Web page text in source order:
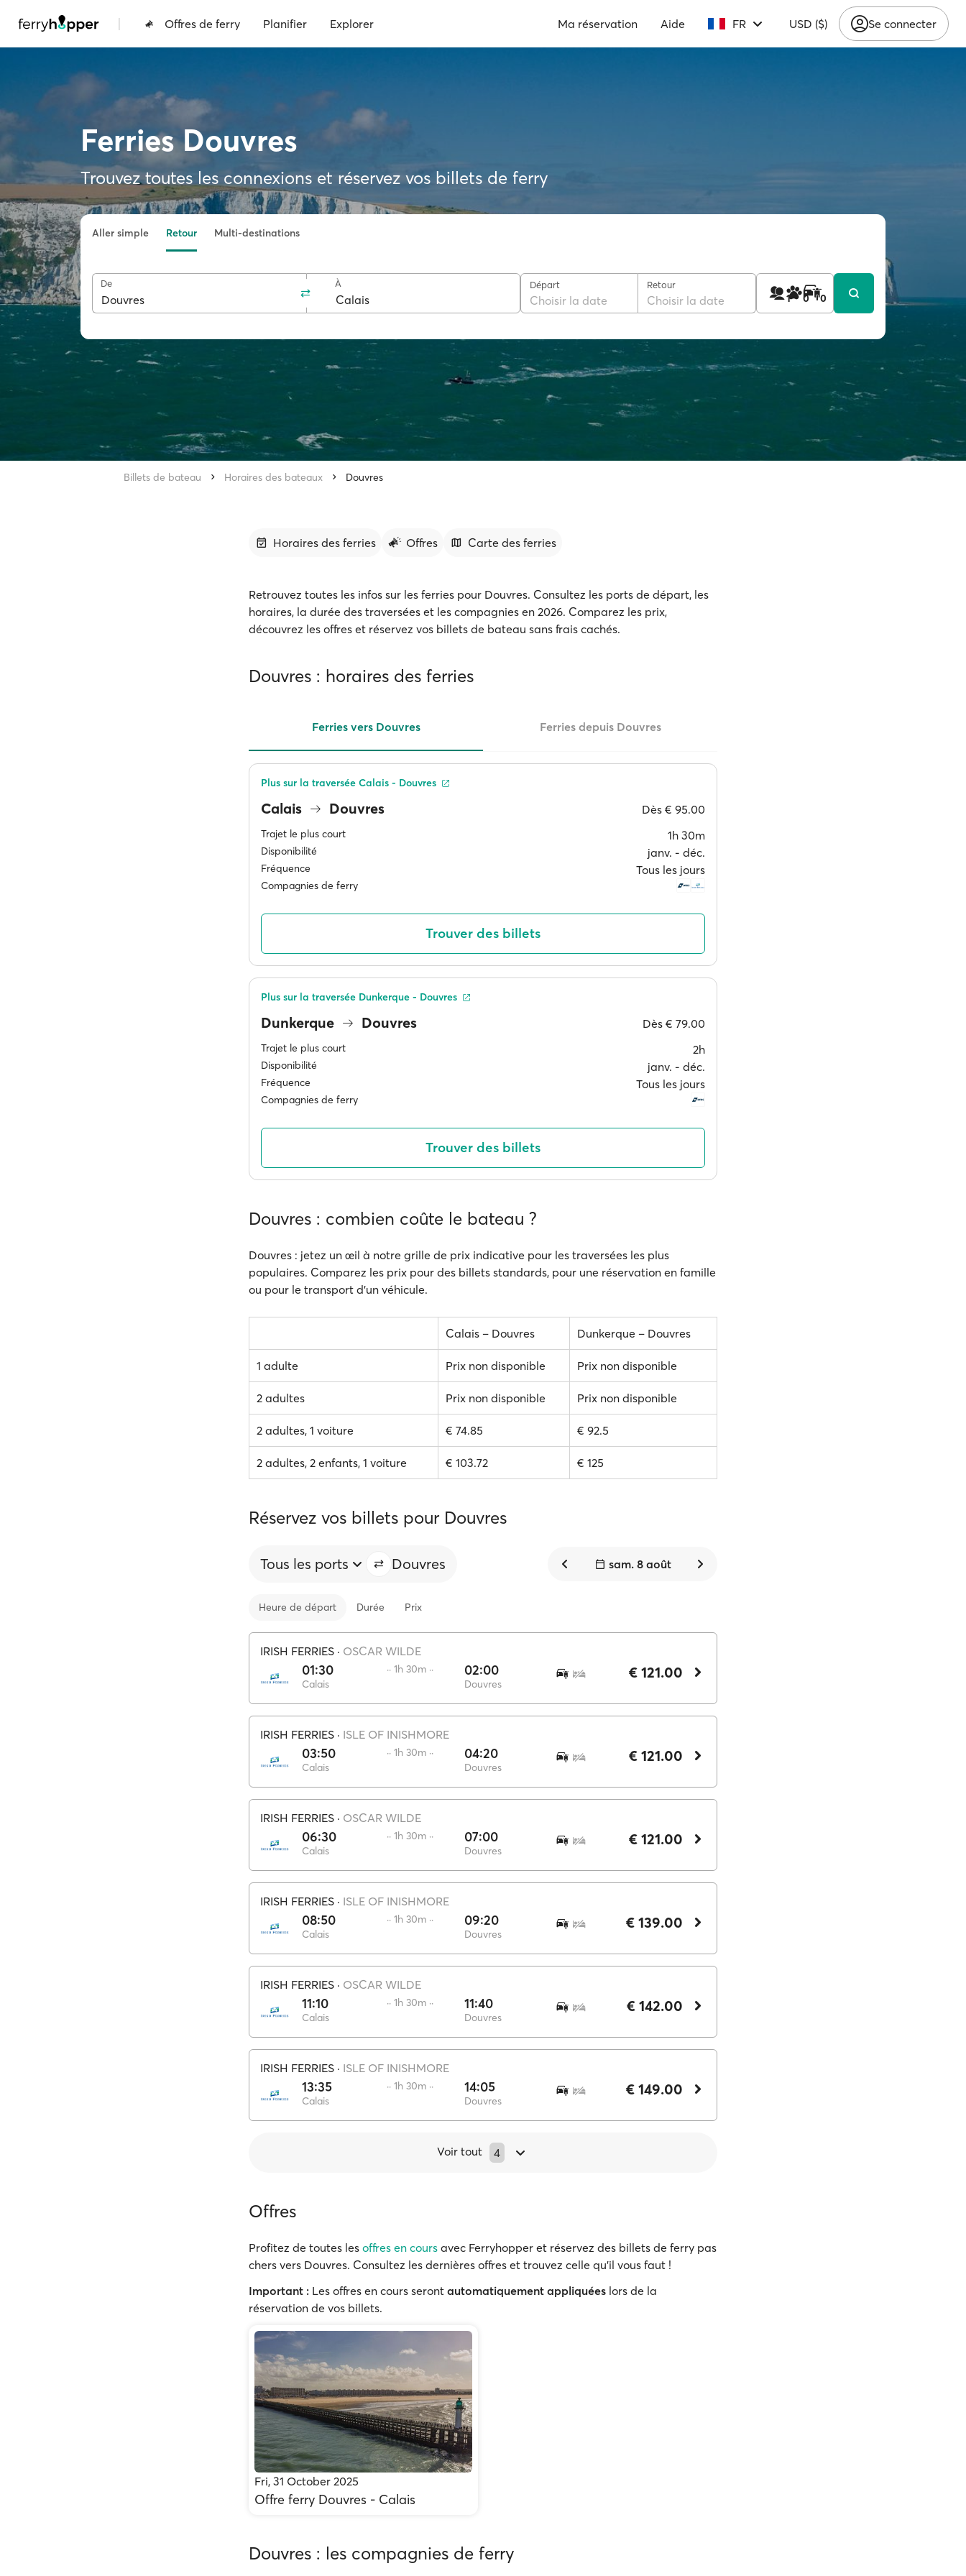
| Offres de ferry Planifier Explorer Ma réservation Aide FR USD ($) Se connecter
Ferries Douvres
Trouvez toutes les connexions et réservez vos billets de ferry
Aller simple Retour Multi-destinations
De À Départ
Choisir la date
Retour
Choisir la date 1 0 0
Billets de bateau Horaires des bateaux Douvres
Horaires des ferries Offres Carte des ferries
Retrouvez toutes les infos sur les ferries pour Douvres. Consultez les ports de départ, les
horaires, la durée des traversées et les compagnies en 2026. Comparez les prix,
découvrez les offres et réservez vos billets de bateau sans frais cachés.
Douvres : horaires des ferries
Ferries vers Douvres Ferries depuis Douvres
Calais Douvres Dès € 95.00
Trajet le plus court 1h 30m
Disponibilité janv. ‐ déc.
Fréquence Tous les jours
Compagnies de ferry
Plus sur la traversée Calais - Douvres
Trouver des billets
Dunkerque Douvres Dès € 79.00
Trajet le plus court 2h
Disponibilité janv. ‐ déc.
Fréquence Tous les jours
Compagnies de ferry
Plus sur la traversée Dunkerque - Douvres
Trouver des billets
Douvres : combien coûte le bateau ?
Douvres : jetez un œil à notre grille de prix indicative pour les traversées les plus
populaires. Comparez les prix pour des billets standards, pour une réservation en famille
ou pour le transport d'un véhicule.
Calais – Douvres Dunkerque – Douvres
1 adulte Prix non disponible Prix non disponible
2 adultes Prix non disponible Prix non disponible
2 adultes, 1 voiture € 74.85 € 92.5
2 adultes, 2 enfants, 1 voiture € 103.72 € 125
Réservez vos billets pour Douvres
Tous les ports Douvres sam. 8 août
Heure de départ Durée Prix
IRISH FERRIES · OSCAR WILDE
01:30
Calais
·· 1h 30m ·· 02:00
Douvres
€ 121.00
IRISH FERRIES · ISLE OF INISHMORE
03:50
Calais
·· 1h 30m ·· 04:20
Douvres
€ 121.00
IRISH FERRIES · OSCAR WILDE
06:30
Calais
·· 1h 30m ·· 07:00
Douvres
€ 121.00
IRISH FERRIES · ISLE OF INISHMORE
08:50
Calais
·· 1h 30m ·· 09:20
Douvres
€ 139.00
IRISH FERRIES · OSCAR WILDE
11:10
Calais
·· 1h 30m ·· 11:40
Douvres
€ 142.00
IRISH FERRIES · ISLE OF INISHMORE
13:35
Calais
·· 1h 30m ·· 14:05
Douvres
€ 149.00
Voir tout 4
Offres
Profitez de toutes les offres en cours avec Ferryhopper et réservez des billets de ferry pas
chers vers Douvres. Consultez les dernières offres et trouvez celle qu'il vous faut !
Important : Les offres en cours seront automatiquement appliquées lors de la
réservation de vos billets.
Fri, 31 October 2025
Offre ferry Douvres - Calais
Douvres : les compagnies de ferry